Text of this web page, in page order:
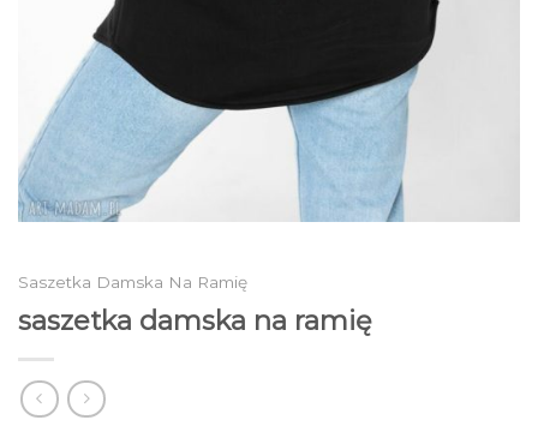
Saszetka Damska Na Ramię
saszetka damska na ramię